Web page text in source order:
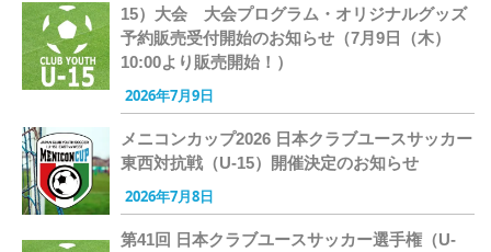
15）大会 大会プログラム・オリジナルグッズ
予約販売受付開始のお知らせ（7月9日（木）
10:00より販売開始！）
2026年7月9日
メニコンカップ2026 日本クラブユースサッカー
東西対抗戦（U-15）開催決定のお知らせ
2026年7月8日
第41回 日本クラブユースサッカー選手権（U-